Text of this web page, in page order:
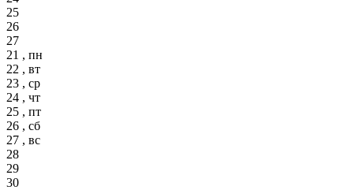
25
26
27
21 , пн
22 , вт
23 , ср
24 , чт
25 , пт
26 , сб
27 , вс
28
29
30